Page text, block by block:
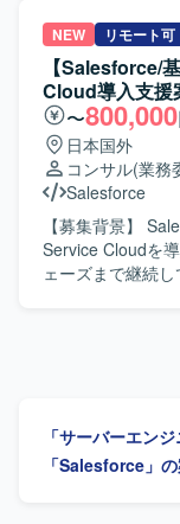
から運用支援まで
援だけでなくメ
て組織全体のレ
【開発環境】
としたSalesforce
計などの運用・改
で一連の工程をご担当いた
ら進んでコミュ
る方を求めてい
き、新しい業務
ただける方にマッチす
魅力】 金融業界
Financial Service
を深めていただけ
工程を経験でき
期待できます。 【開発環境】 Salesforceを中心としたワー
クフロー基盤上
NEW リモート可
【Salesforce/
Cloud導入支援
〜800,000
日本国外
コンサル(業務
Salesforce
【募集背景】
Service Cloudを
ェーズまで継続し
導入、開発、テ
ションの魅力】
Cloud導入におい
「サーバーエン
「Salesforce」